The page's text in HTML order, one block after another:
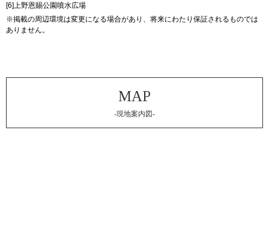
[6]上野恩賜公園噴水広場
※掲載の周辺環境は変更になる場合があり、将来にわたり保証されるものでは
ありません。
-現地案内図-